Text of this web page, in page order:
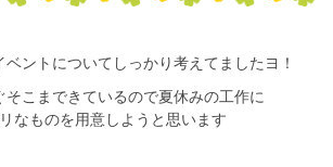
ントについてしっかり考えてましたヨ！
そこまできているので夏休みの工作に
なものを用意しようと思います